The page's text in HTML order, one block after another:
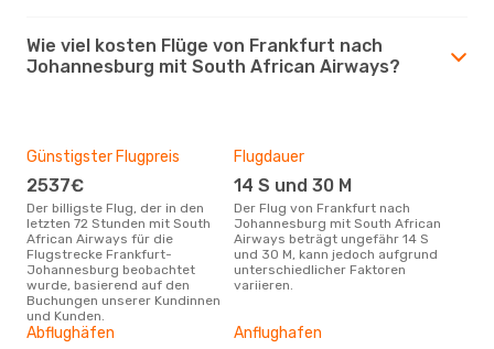
Wie viel kosten Flüge von Frankfurt nach
Johannesburg mit South African Airways?
Günstigster Flugpreis
2537€
Der billigste Flug, der in den
letzten 72 Stunden mit South
African Airways für die
Flugstrecke Frankfurt-
Johannesburg beobachtet
wurde, basierend auf den
Buchungen unserer Kundinnen
und Kunden.
Flugdauer
14 S und 30 M
Der Flug von Frankfurt nach
Johannesburg mit South African
Airways beträgt ungefähr 14 S
und 30 M, kann jedoch aufgrund
unterschiedlicher Faktoren
variieren.
Abflughäfen Anflughafen